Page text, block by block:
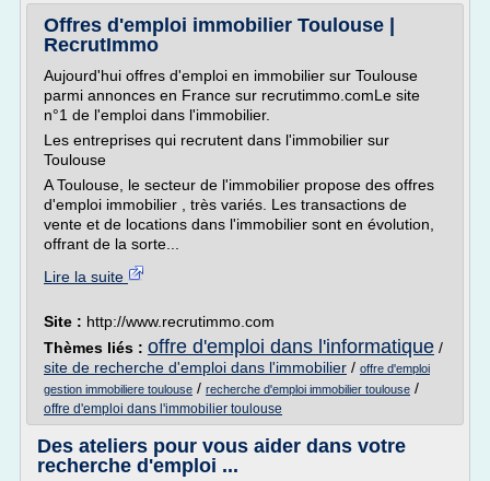
Offres d'emploi immobilier Toulouse |
RecrutImmo
Aujourd'hui offres d'emploi en immobilier sur Toulouse
parmi annonces en France sur recrutimmo.comLe site
n°1 de l'emploi dans l'immobilier.
Les entreprises qui recrutent dans l'immobilier sur
Toulouse
A Toulouse, le secteur de l'immobilier propose des offres
d'emploi immobilier , très variés. Les transactions de
vente et de locations dans l'immobilier sont en évolution,
offrant de la sorte...
Lire la suite
Site : http://www.recrutimmo.com
Thèmes liés : offre d'emploi dans l'informatique /
site de recherche d'emploi dans l'immobilier / offre d'emploi
gestion immobiliere toulouse / recherche d'emploi immobilier toulouse /
offre d'emploi dans l'immobilier toulouse
Des ateliers pour vous aider dans votre
recherche d'emploi ...